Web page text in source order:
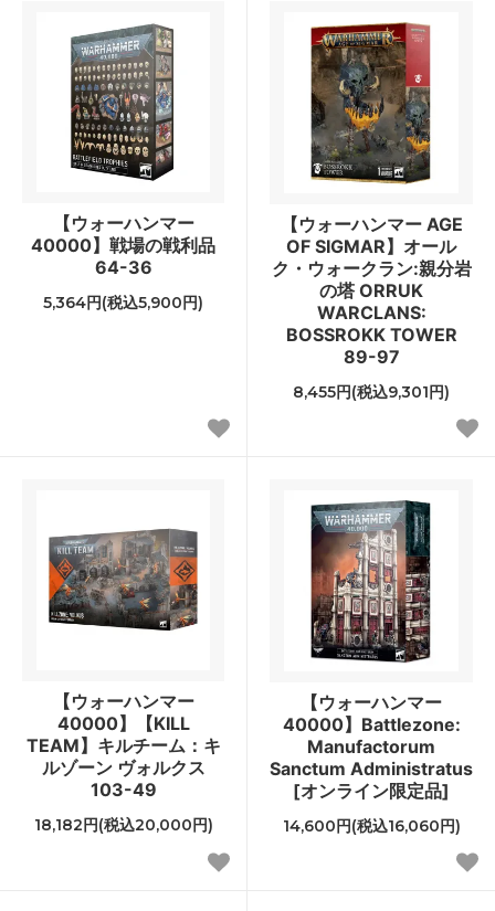
【ウォーハンマー
40000】戦場の戦利品
64-36
5,364円(税込5,900円)
【ウォーハンマー AGE
OF SIGMAR】オール
ク・ウォークラン:親分岩
の塔 ORRUK
WARCLANS:
BOSSROKK TOWER
89-97
8,455円(税込9,301円)
【ウォーハンマー
40000】【KILL
TEAM】キルチーム：キ
ルゾーン ヴォルクス
103-49
18,182円(税込20,000円)
【ウォーハンマー
40000】Battlezone:
Manufactorum
Sanctum Administratus
[オンライン限定品]
14,600円(税込16,060円)